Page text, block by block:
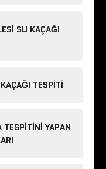
SU KAÇAĞI
TESPITI
TESPITINI YAPAN